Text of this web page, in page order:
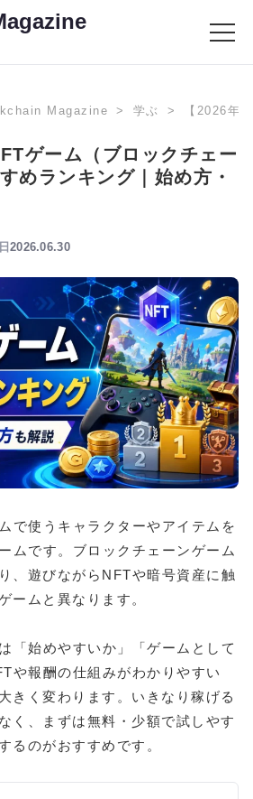
Magazine 学ぶ 【2026年
ゲーム（ブロックチェー
めランキング｜始め方・
2026.06.30
で使うキャラクターやアイテムを
ムです。ブロックチェーンゲーム
、遊びながらNFTや暗号資産に触
ームと異なります。
「始めやすいか」「ゲームとして
や報酬の仕組みがわかりやすい
きく変わります。いきなり稼げる
く、まずは無料・少額で試しやす
るのがおすすめです。